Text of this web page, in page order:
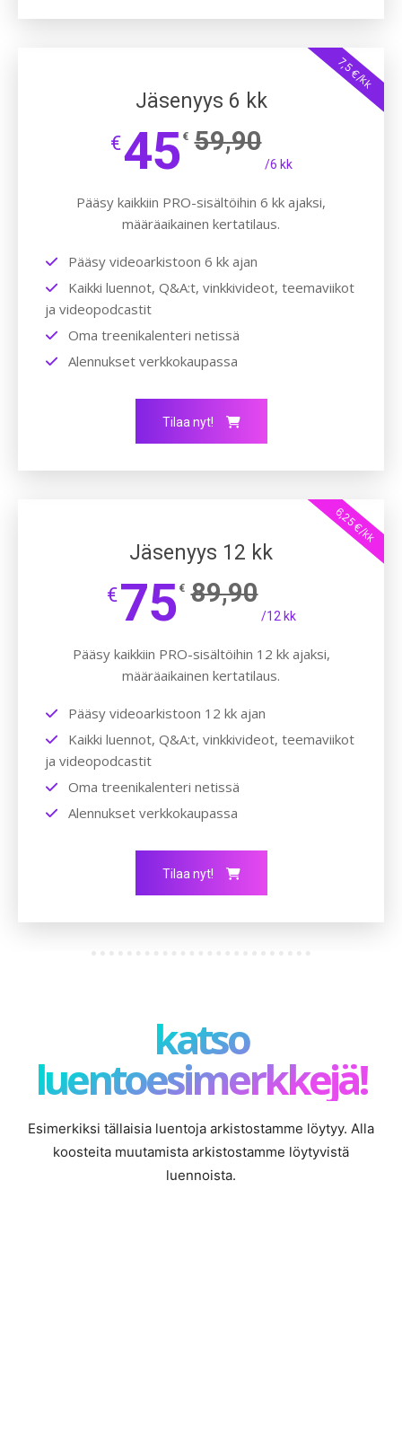
7,5 €/kk
Jäsenyys 6 kk
€45 € 59,90
/6 kk
Pääsy kaikkiin PRO-sisältöihin 6 kk ajaksi,
määräaikainen kertatilaus.
Pääsy videoarkistoon 6 kk ajan
Kaikki luennot, Q&A:t, vinkkivideot, teemaviikot
ja videopodcastit
Oma treenikalenteri netissä
Alennukset verkkokaupassa
Tilaa nyt!
6,25 €/kk
Jäsenyys 12 kk
€75 € 89,90
/12 kk
Pääsy kaikkiin PRO-sisältöihin 12 kk ajaksi,
määräaikainen kertatilaus.
Pääsy videoarkistoon 12 kk ajan
Kaikki luennot, Q&A:t, vinkkivideot, teemaviikot
ja videopodcastit
Oma treenikalenteri netissä
Alennukset verkkokaupassa
Tilaa nyt!
katso
luentoesimerkkejä!
Esimerkiksi tällaisia luentoja arkistostamme löytyy. Alla
koosteita muutamista arkistostamme löytyvistä
luennoista.